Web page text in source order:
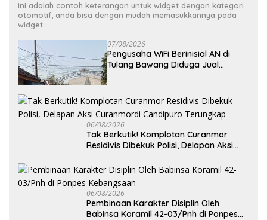
Ini adalah contoh keterangan untuk widget dengan kategori
otomotif, anda bisa dengan mudah memasukkannya pada
widget.
07/08/2026
Pengusaha WiFi Berinisial AN di
Tulang Bawang Diduga Jual
06/08/2026
Tak Berkutik! Komplotan Curanmor
Residivis Dibekuk Polisi, Delapan Aksi
06/08/2026
Pembinaan Karakter Disiplin Oleh
Babinsa Koramil 42-03/Pnh di Ponpes